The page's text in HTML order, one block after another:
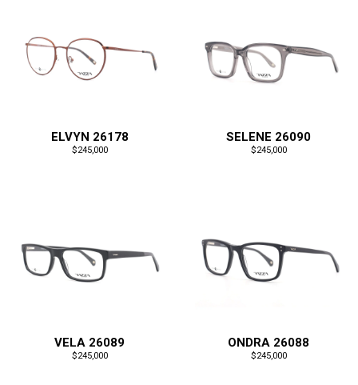
ELVYN 26178
$245,000
SELENE 26090
$245,000
VELA 26089
$245,000
ONDRA 26088
$245,000